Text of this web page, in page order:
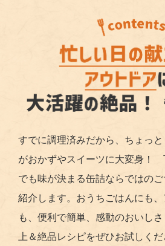
すでに調理済みだから、ちょっ
がおかずやスイーツに大変身！
でも味が決まる缶詰ならではの
紹介します。おうちごはんにも
も、便利で簡単、感動のおいし
上＆絶品レシピをぜひお試しく